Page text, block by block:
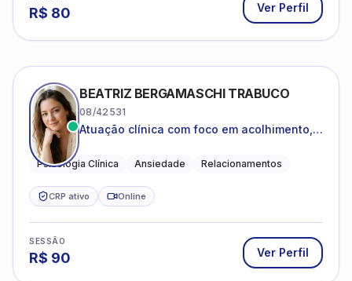
R$ 80 Ver Perfil
BEATRIZ BERGAMASCHI TRABUCO
08/42531
Atuação clínica com foco em acolhimento,
Psicologia Clínica Ansiedade Relacionamentos
CRP ativo Online
SESSÃO
R$ 90 Ver Perfil